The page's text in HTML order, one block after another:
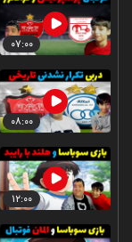
۰۷:۰۰
۰۸:۰۰
۱۲:۰۰